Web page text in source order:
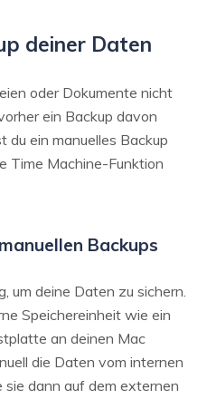
deiner Daten
oder Dokumente nicht
ein Backup davon
du ein manuelles Backup
Time Machine-Funktion
Backups
um deine Daten zu sichern.
Speichereinheit wie ein
an deinen Mac
die Daten vom internen
dann auf dem externen